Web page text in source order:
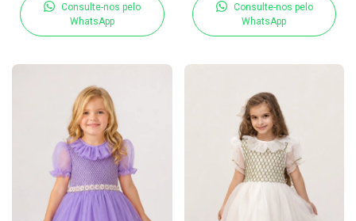
Consulte-nos pelo
WhatsApp
Consulte-nos pelo
WhatsApp